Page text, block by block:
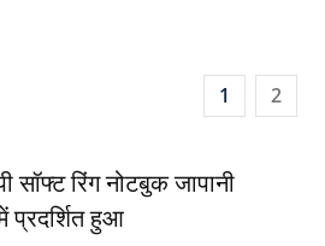
1 2
सॉफ्ट रिंग नोटबुक जापानी
प्रदर्शित हुआ